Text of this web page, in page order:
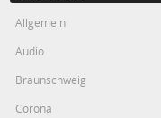
Allgemein
Audio
Braunschweig
Corona